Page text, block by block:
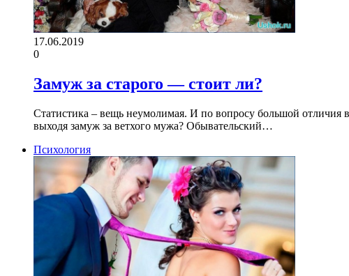
17.06.2019
0
Замуж за старого — стоит ли?
Статистика – вещь неумолимая. И по вопросу большой
выходя замуж за ветхого мужа? Обывательский…
Психология